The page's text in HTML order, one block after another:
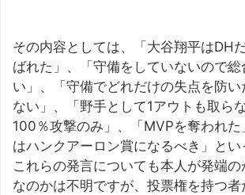
その内容としては、「大谷翔平はDH
ばれた」、「守備をしていないので
い」、「守備でどれだけの失点を防
ない」、「野手として1アウトも取ら
100％攻撃のみ」、「MVPを奪われ
はハンクアーロン賞になるべき」とい
これらの発言についても本人が発端
なのかは不明ですが、投票権を持つ